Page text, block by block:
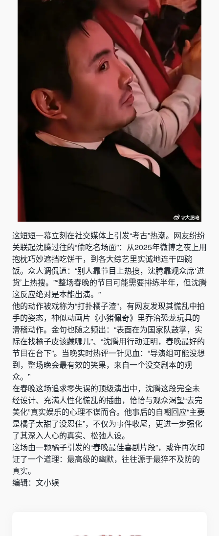
这短短一幕立刻在社交媒体上引发“考古”热潮。网友纷纷
关联起沈腾过往的“偷吃名场面”：从2025年微博之夜上用
抱枕巧妙遮挡吃饼干，到各大综艺里实诚地连干四碗
饭。众人调侃道：“别人靠节目上热搜，沈腾靠观众席‘进
货’上热搜。”“整场春晚的节目可能需要排练半年，但沈腾
这反应绝对是本能出演。”
他的动作被戏称为“打扑橘子渣”，有网友发现其慌乱中拍
手的姿态，神似动画片《小猪佩奇》里乔治恐龙玩具的
滑稽动作。金句也随之频出：“表面在为国家队鼓掌，实
际在找橘子皮该藏哪儿”、“沈腾用行动证明，春晚最好的
节目在台下”。当晚实时热评一针见血：“导演组可能没想
到，整场晚会最有效的笑果，来自一个没交剧本的观
众。”
在春晚这场追求零失误的顶级演出中，沈腾这段完全未
经设计、充满人性化慌乱的插曲，恰恰与观众渴望“去完
美化”真实娱乐的心理不谋而合。他事后的自嘲回应“主要
是橘子太甜了没忍住”，不仅为事件收尾，更进一步强化
了其深入人心的真实、松弛人设。
这场由一颗橘子引发的“春晚最佳喜剧片段”，或许再次印
证了一个道理：最高级的幽默，往往源于最猝不及防的
真实。
编辑：文小娱